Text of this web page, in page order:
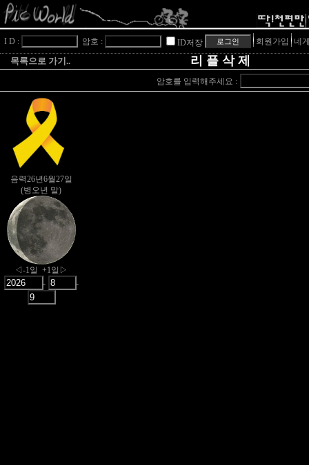
I D : 암호 : ID저장 회원가입 네
목록으로 가기.. 리 플 삭 제
암호를 입력해주세요 :